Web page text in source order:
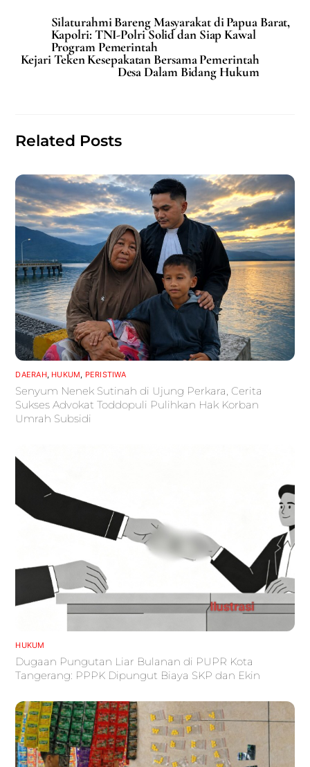
c
e
b
ai
l
at
s
A
ar
e
Silaturahmi Bareng Masyarakat di Papua Barat,
Kapolri: TNI-Polri Solid dan Siap Kawal
Program Pemerintah
Kejari Teken Kesepakatan Bersama Pemerintah
Desa Dalam Bidang Hukum
Related Posts
DAERAH, HUKUM PERISTIWA
Senyum Nenek Sutinah di Ujung Perkara, Cerita
Sukses Advokat Toddopuli Pulihkan Hak Korban
Umrah Subsidi
HUKUM
Dugaan Pungutan Liar Bulanan di PUPR Kota
Tangerang: PPPK Dipungut Biaya SKP dan Ekin